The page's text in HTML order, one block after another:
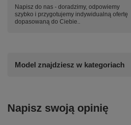
Napisz do nas - doradzimy, odpowiemy
szybko i przygotujemy indywidualną ofertę
dopasowaną do Ciebie..
Model znajdziesz w kategoriach
Napisz swoją opinię